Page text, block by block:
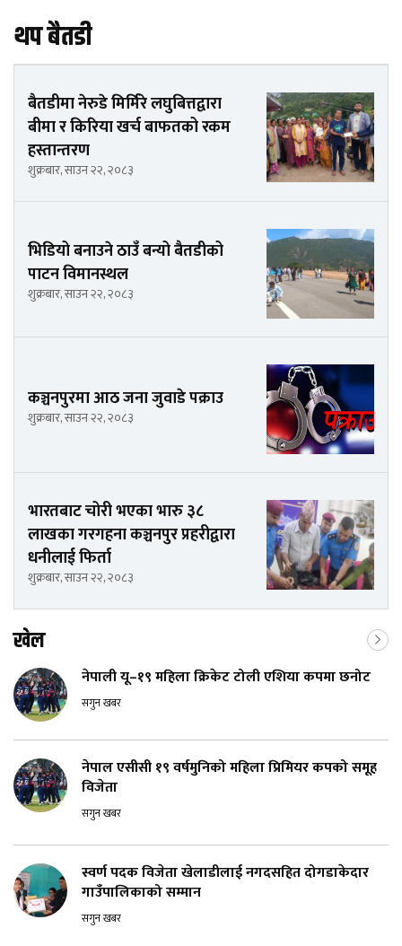
थप बैतडी
बैतडीमा नेरुडे मिर्मिरे लघुबित्तद्वारा
बीमा र किरिया खर्च बाफतको रकम
हस्तान्तरण
शुक्रबार, साउन २२, २०८३
भिडियो बनाउने ठाउँ बन्यो बैतडीको
पाटन विमानस्थल
शुक्रबार, साउन २२, २०८३
कञ्चनपुरमा आठ जना जुवाडे पक्राउ
शुक्रबार, साउन २२, २०८३
भारतबाट चोरी भएका भारु ३८
लाखका गरगहना कञ्चनपुर प्रहरीद्वारा
धनीलाई फिर्ता
शुक्रबार, साउन २२, २०८३
खेल
नेपाली यू–१९ महिला क्रिकेट टोली एशिया कपमा छनोट
सगुन खबर
नेपाल एसीसी १९ वर्षमुनिको महिला प्रिमियर कपको समूह
विजेता
सगुन खबर
स्वर्ण पदक विजेता खेलाडीलाई नगदसहित दोगडाकेदार
गाउँपालिकाको सम्मान
सगुन खबर